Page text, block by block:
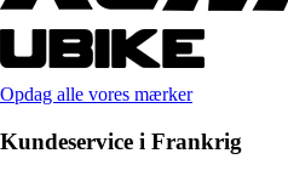
Opdag alle vores mærker
Kundeservice i Frankrig